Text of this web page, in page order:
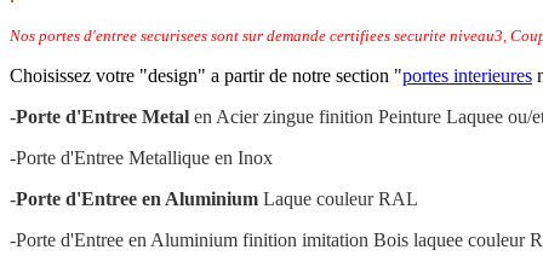
Nos portes d'entree securisees sont sur demande certifiees securite niveau3,
Choisissez votre "design" a partir de notre section "portes interieures
-Porte d'Entree Metal en Acier zingue finition Peinture Laquee ou/
-Porte d'Entree Metallique en Inox
-Porte d'Entree en Aluminium Laque couleur RAL
-Porte d'Entree en Aluminium finition imitation Bois laquee couleur